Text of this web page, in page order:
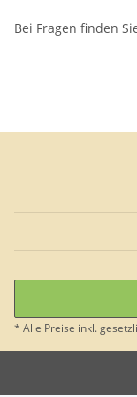
Bei Fragen finden
* Alle Preise inkl.